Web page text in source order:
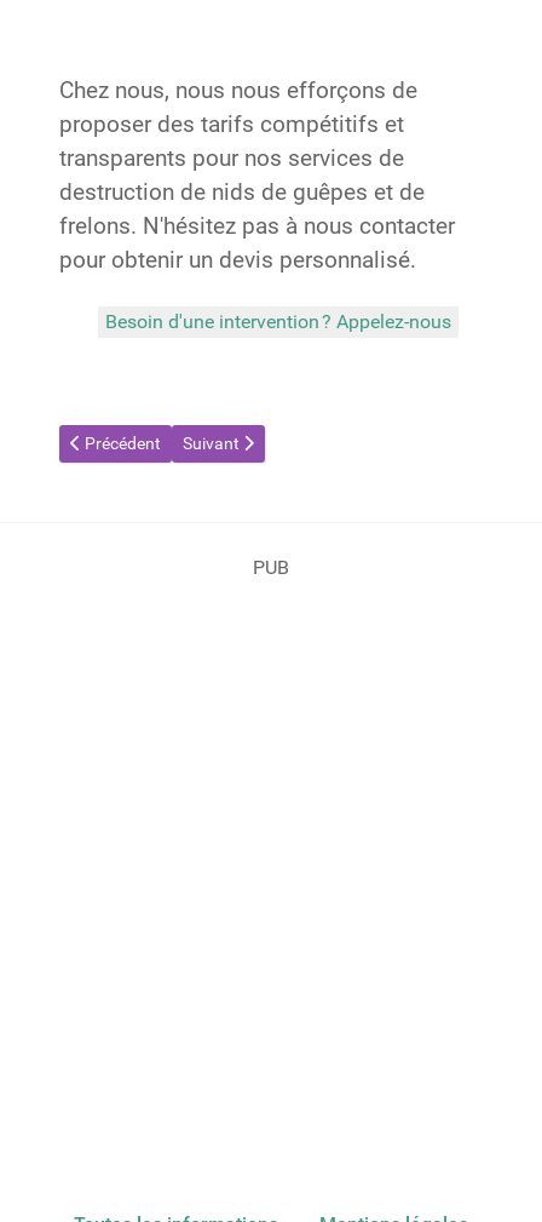
Chez nous, nous nous efforçons de
proposer des tarifs compétitifs et
transparents pour nos services de
destruction de nids de guêpes et de
frelons. N'hésitez pas à nous contacter
pour obtenir un devis personnalisé.
Besoin d'une intervention ? Appelez-nous
Article précédent : Destruction de nids de guêpes et frelons à
Précédent Article suivant : Destruction de nid de guêpes et
Suivant
PUB